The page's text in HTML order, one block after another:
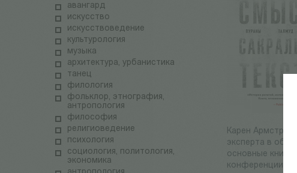
авангард
искусство
искусствоведение
культурология
музыка
архитектура, урбанистика
танец
филология
фольклор, этнография,
антропология
философия
религиоведение
психология
социология, политология,
экономика
Карен
эксперта в
основные книги
конференции